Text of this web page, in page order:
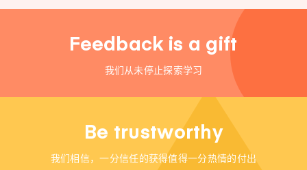
Feedback is a gift
我们从未停止探索学习
Be trustworthy
我们相信，一分信任的获得值得一分热情的付出